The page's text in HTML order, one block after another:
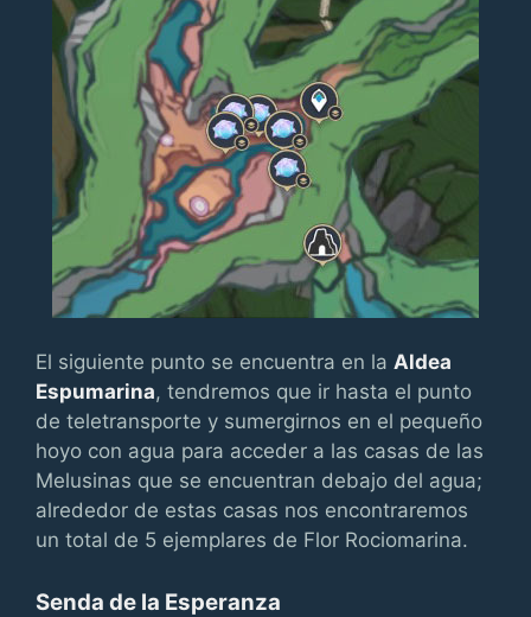
El siguiente punto se encuentra en la Aldea
Espumarina, tendremos que ir hasta el punto
de teletransporte y sumergirnos en el pequeño
hoyo con agua para acceder a las casas de las
Melusinas que se encuentran debajo del agua;
alrededor de estas casas nos encontraremos
un total de 5 ejemplares de Flor Rociomarina.
Senda de la Esperanza